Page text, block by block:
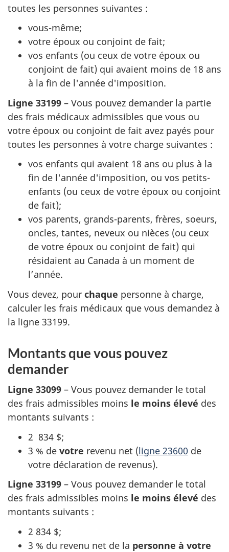
toutes les personnes suivantes :
vous-même;
votre époux ou conjoint de fait;
vos enfants (ou ceux de votre époux ou
conjoint de fait) qui avaient moins de 18 ans
à la fin de l'année d'imposition.
Ligne 33199 – Vous pouvez demander la partie
des frais médicaux admissibles que vous ou
votre époux ou conjoint de fait avez payés pour
toutes les personnes à votre charge suivantes :
vos enfants qui avaient 18 ans ou plus à la
fin de l'année d'imposition, ou vos petits-
enfants (ou ceux de votre époux ou conjoint
de fait);
vos parents, grands-parents, frères, soeurs,
oncles, tantes, neveux ou nièces (ou ceux
de votre époux ou conjoint de fait) qui
résidaient au Canada à un moment de
l’année.
Vous devez, pour chaque personne à charge,
calculer les frais médicaux que vous demandez à
la ligne 33199.
Montants que vous pouvez
demander
Ligne 33099 – Vous pouvez demander le total
des frais admissibles moins le moins élevé des
montants suivants :
2 834 $;
3 % de votre revenu net (ligne 23600 de
votre déclaration de revenus).
Ligne 33199 – Vous pouvez demander le total
des frais admissibles moins le moins élevé des
montants suivants :
2 834 $;
3 % du revenu net de la personne à votre